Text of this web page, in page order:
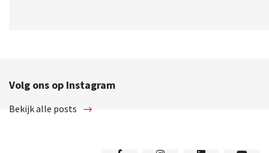
Volg ons op Instagram
Bekijk alle posts